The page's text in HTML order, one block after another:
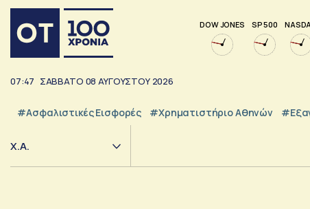
DOW JONES SP 500
07:47 ΣΑΒΒΑΤΟ 08 ΑΥΓΟΥΣΤΟΥ 2026
#Ασφαλιστικές Εισφορές #Χρηματιστήριο Αθηνών
Χ.Α.